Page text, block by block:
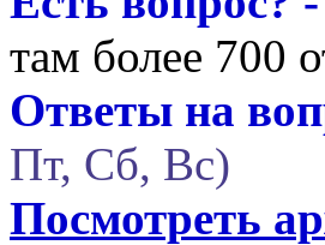
там более 700
Ответы на
Пт, Сб, Вс)
Посмотреть